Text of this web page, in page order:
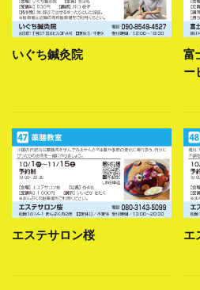
いぐち鍼灸院
富
ー
エステサロン桜 エ